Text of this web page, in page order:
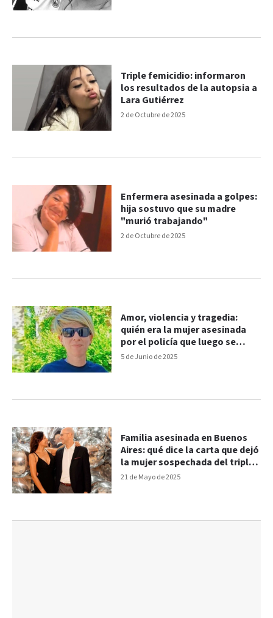
2 de Octubre de 2025
Triple femicidio: informaron
los resultados de la autopsia a
Lara Gutiérrez
2 de Octubre de 2025
Enfermera asesinada a golpes:
hija sostuvo que su madre
"murió trabajando"
5 de Junio de 2025
Amor, violencia y tragedia:
quién era la mujer asesinada
por el policía que luego se
atrincheró y se quitó la vida
21 de Mayo de 2025
Familia asesinada en Buenos
Aires: qué dice la carta que dejó
la mujer sospechada del triple
crimen